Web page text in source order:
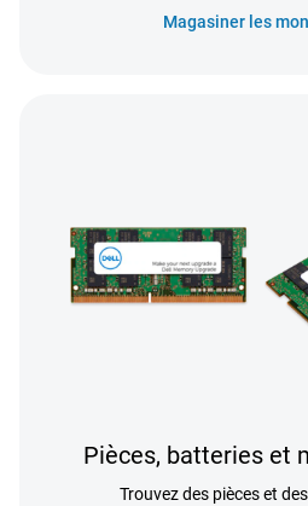
Magasiner les
Pièces, batteries et
Trouvez des pièces et